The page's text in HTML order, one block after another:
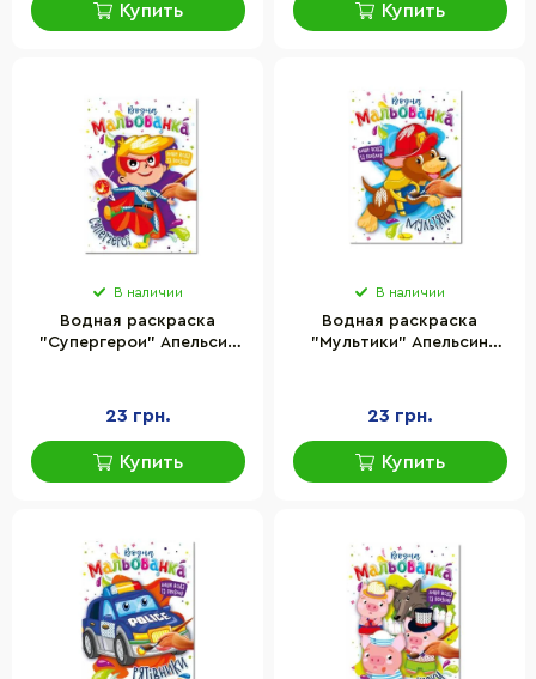
Купить Купить
В наличии
Водная раскраска
"Супергерои" Апельсин
23 грн.
Купить
В наличии
Водная раскраска
"Мультики" Апельсин
23 грн.
Купить